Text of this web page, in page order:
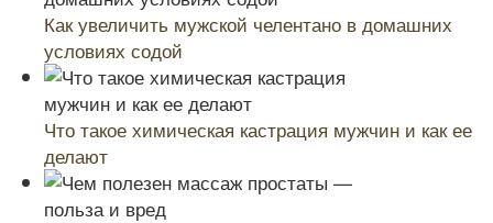
Как увеличить мужской челентано в домашних
условиях содой
Что такое химическая кастрация мужчин и как ее
делают